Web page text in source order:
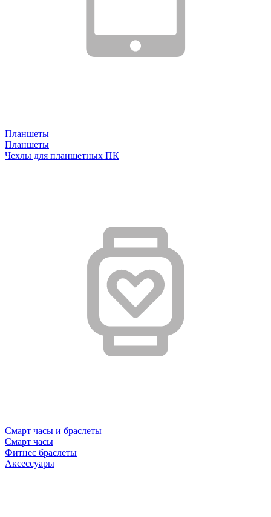
Планшеты
Планшеты
Чехлы для планшетных ПК
Смарт часы и браслеты
Смарт часы
Фитнес браслеты
Аксессуары